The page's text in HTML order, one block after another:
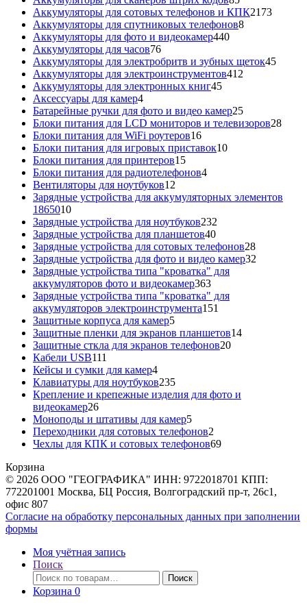
товаров
Аккумуляторы для сотовых телефонов и КПК21732173
Аккумуляторы для спутниковых телефонов88
Аккумуляторы для фото и видеокамер440440
Аккумуляторы для часов7676
товаров
Аккумуляторы для электробритв и зубных щеток4545
Аккумуляторы для электроинструментов412
Аккумуляторы для электронных книг4545
Аксессуары для камер44
товара
Батарейные ручки для фото и видео камер2525
товаров
Блоки питания для LCD мониторов и телевизоров2828
Блоки питания для WiFi роутеров1616
товаров
Блоки питания для игровых приставок1010
Блоки питания для принтеров1515
товаров
Блоки питания для радиотелефонов44
Вентиляторы для ноутбуков12
товаров
Зарядные устройства для аккумуляторных элементов
186501010
товаров
Зарядные устройства для ноутбуков232
Зарядные устройства для планшетов4040
товаров
Зарядные устройства для сотовых телефонов2828
товаров
Зарядные устройства для фото и видео камер32
Зарядные устройства типа "кроватка" для
аккумуляторов фото и видеокамер363363
товара
Зарядные устройства типа "кроватка" для
аккумуляторов электроинструмента151
Защитные корпуса для камер55
товаров
Защитные пленки для экранов планшетов1414
Защитные сткла для экранов телефонов2020
Кабели USB111
товаров
Кейсы и сумки для камер44
товара
Клавиатуры для ноутбуков235235
товаров
Крепление и крепежные изделия для фото и
видеокамер2626
товаров
Моноподы и штативы для камер55
товаров
Переходники для сотовых телефонов2
товара
Чехлы для КПК и сотовых телефонов6969
Корзина
© 2026 ООО "ГЕОГРАФИКА" ИНН: 9722018701 КПП:
772201001 Москва, БЦ Россия, Волгоградский пр-т, 26с1,
офис 807
Согласие на обработку персональных данных при заполнении
формы
Моя учётная запись
Поиск
Искать:
Поиск
Корзина 0